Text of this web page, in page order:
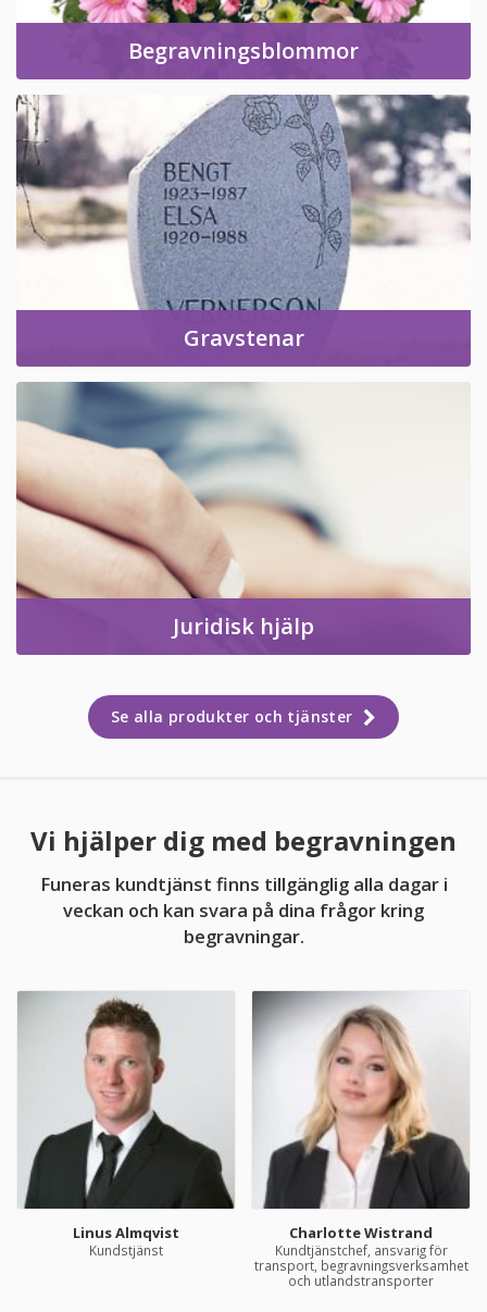
Begravningsblommor
Gravstenar
Juridisk hjälp
Se alla produkter och tjänster
Vi hjälper dig med begravningen
Funeras kundtjänst finns tillgänglig alla dagar i
veckan och kan svara på dina frågor kring
begravningar.
Linus Almqvist
Kundstjänst
Charlotte Wistrand
Kundtjänstchef, ansvarig för
transport, begravningsverksamhet
och utlandstransporter